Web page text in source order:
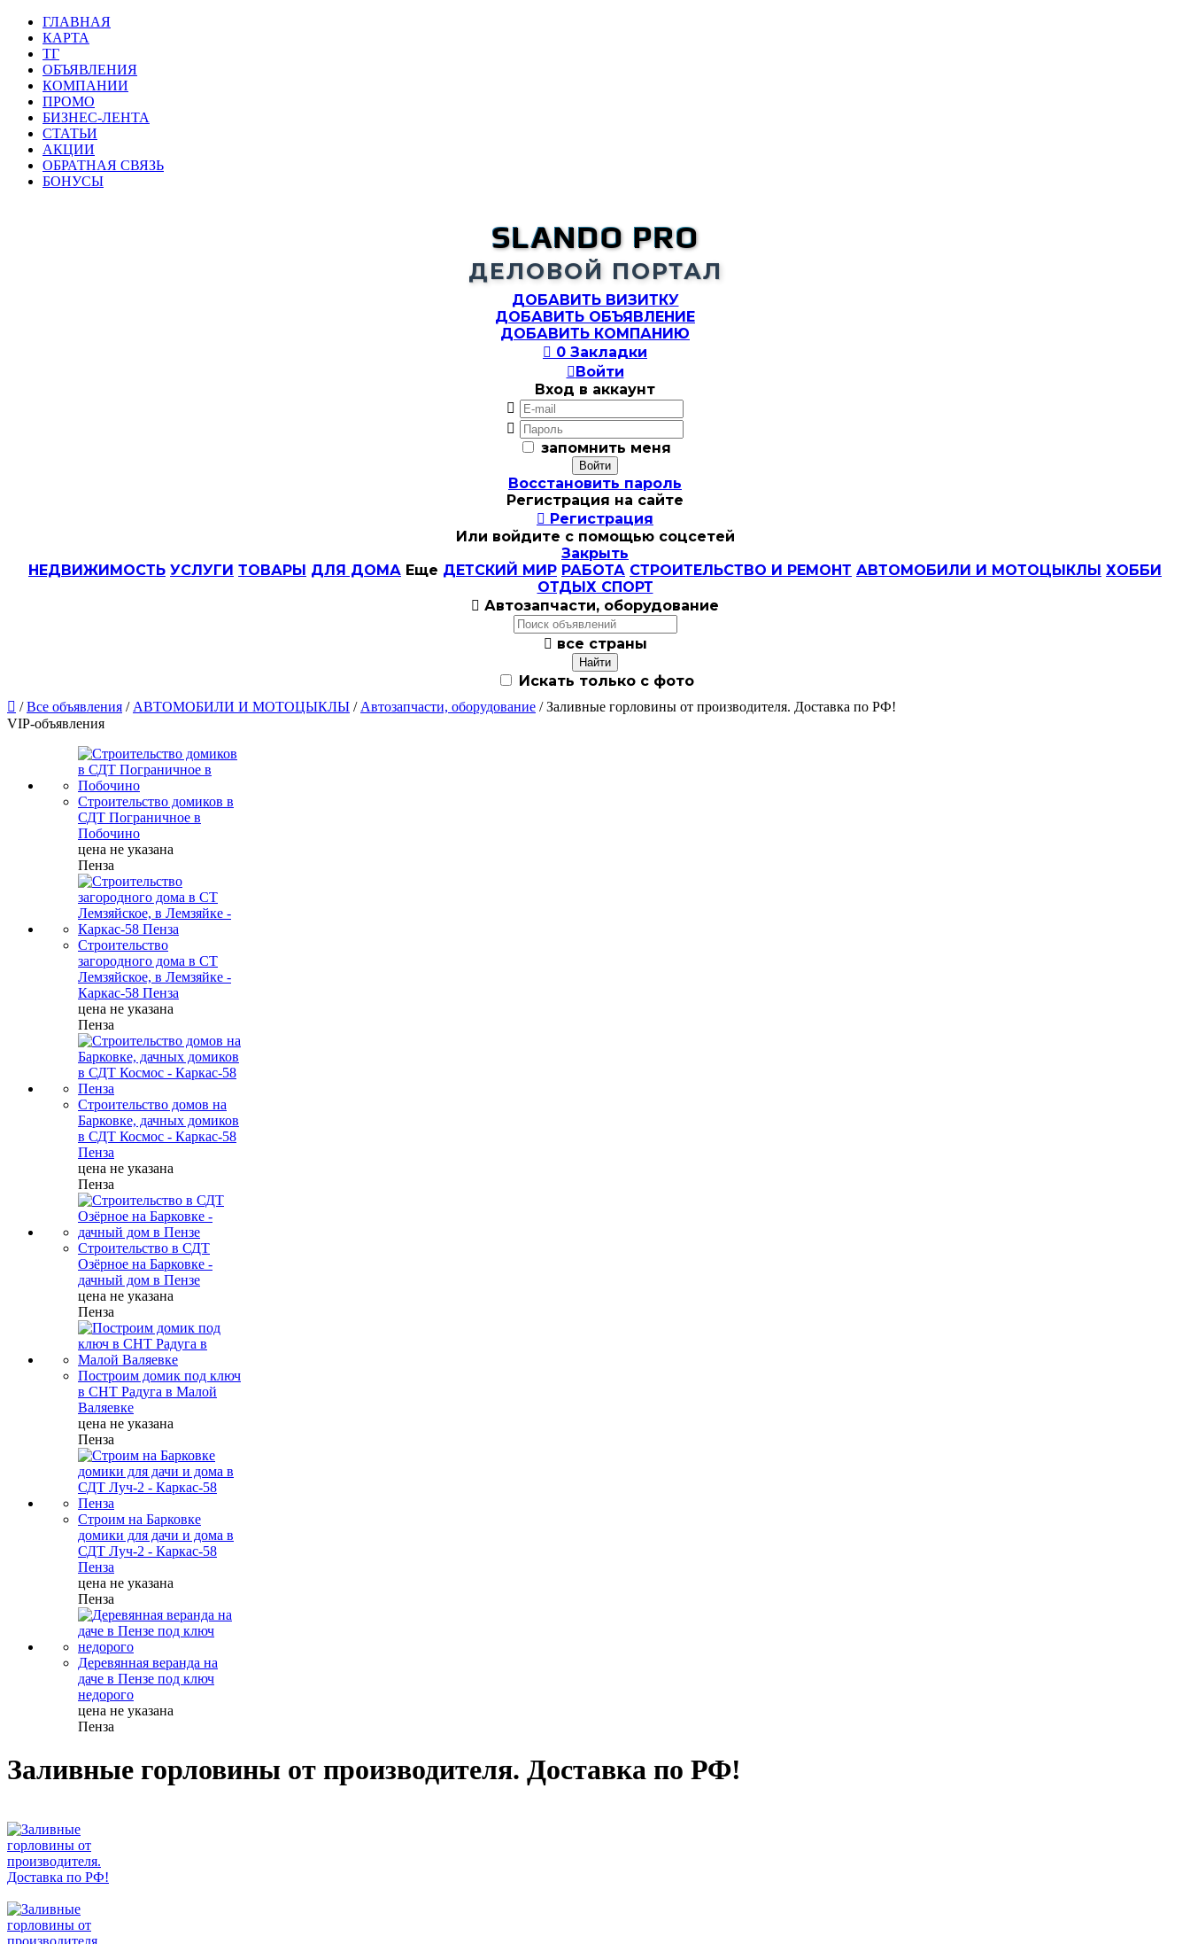
ГЛАВНАЯ
КАРТА
ТГ
ОБЪЯВЛЕНИЯ
КОМПАНИИ
ПРОМО
БИЗНЕС-ЛЕНТА
СТАТЬИ
АКЦИИ
ОБРАТНАЯ СВЯЗЬ
БОНУСЫ
SLANDO PRO
ДЕЛОВОЙ ПОРТАЛ
ДОБАВИТЬ ВИЗИТКУ
ДОБАВИТЬ ОБЪЯВЛЕНИЕ
ДОБАВИТЬ КОМПАНИЮ
 0 Закладки
Войти
Вход в аккаунт


запомнить меня
Восстановить пароль
Регистрация на сайте
 Регистрация
Или войдите с помощью соцсетей
Закрыть
НЕДВИЖИМОСТЬ УСЛУГИ ТОВАРЫ ДЛЯ ДОМА Еще ДЕТСКИЙ МИР РАБОТА СТРОИТЕЛЬСТВО И РЕМОНТ АВТОМОБИЛИ И МОТОЦЫКЛЫ ХОББИ
ОТДЫХ СПОРТ
 Автозапчасти, оборудование
 все страны
Искать только с фото
 /Все объявления / АВТОМОБИЛИ И МОТОЦЫКЛЫ / Автозапчасти, оборудование / Заливные горловины от производителя. Доставка по РФ!
VIP-объявления
Строительство домиков в
СДТ Пограничное в
Побочино
цена не указана
Пенза
Строительство
загородного дома в СТ
Лемзяйское, в Лемзяйке -
Каркас-58 Пенза
цена не указана
Пенза
Строительство домов на
Барковке, дачных домиков
в СДТ Космос - Каркас-58
Пенза
цена не указана
Пенза
Строительство в СДТ
Озёрное на Барковке -
дачный дом в Пензе
цена не указана
Пенза
Построим домик под ключ
в СНТ Радуга в Малой
Валяевке
цена не указана
Пенза
Строим на Барковке
домики для дачи и дома в
СДТ Луч-2 - Каркас-58
Пенза
цена не указана
Пенза
Деревянная веранда на
даче в Пензе под ключ
недорого
цена не указана
Пенза
Заливные горловины от производителя. Доставка по РФ!